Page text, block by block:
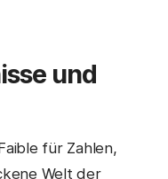
und
für Zahlen,
Welt der